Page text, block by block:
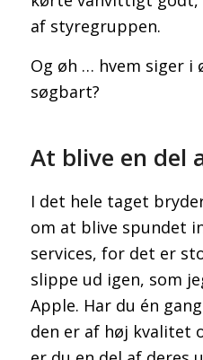
af styregruppen.
Og øh … hvem siger
søgbart?
At blive en del
I det hele taget
om at blive spundet
services, for det er
slippe ud igen, som
Apple. Har du én
den er af høj kvalitet